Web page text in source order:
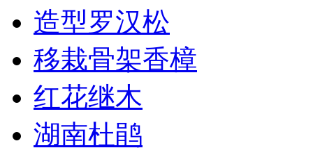
造型罗汉松
移栽骨架香樟
红花继木
湖南杜鹃